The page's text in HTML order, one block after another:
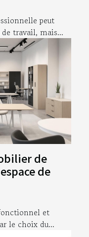
peut
travail, mais...
de
de
et
le choix du...